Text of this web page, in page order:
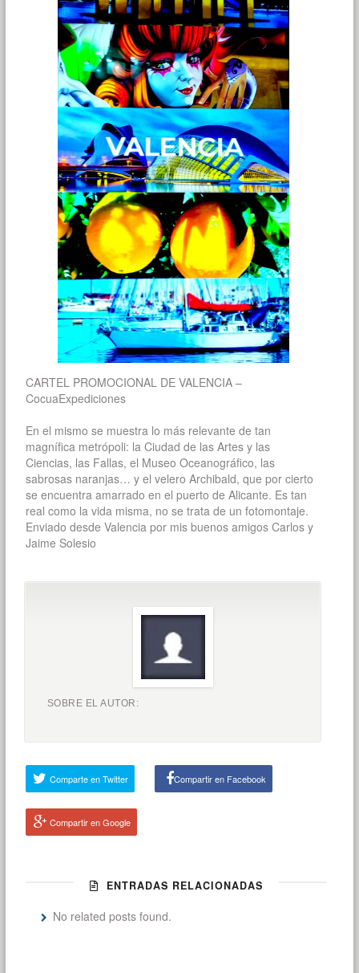
CARTEL PROMOCIONAL DE VALENCIA –
CocuaExpediciones ­
En el mismo se muestra lo más relevante de tan
magnífica metrópoli: la Ciudad de las Artes y las
Ciencias, las Fallas, el Museo Oceanográfico, las
sabrosas naranjas… y el velero Archibald, que por cierto
se encuentra amarrado en el puerto de Alicante. Es tan
real como la vida misma, no se trata de un fotomontaje.
Enviado desde Valencia por mis buenos amigos Carlos y
Jaime Solesio
SOBRE EL AUTOR:
Comparte en Twitter Compartir en Facebook
Compartir en Google
ENTRADAS RELACIONADAS
No related posts found.